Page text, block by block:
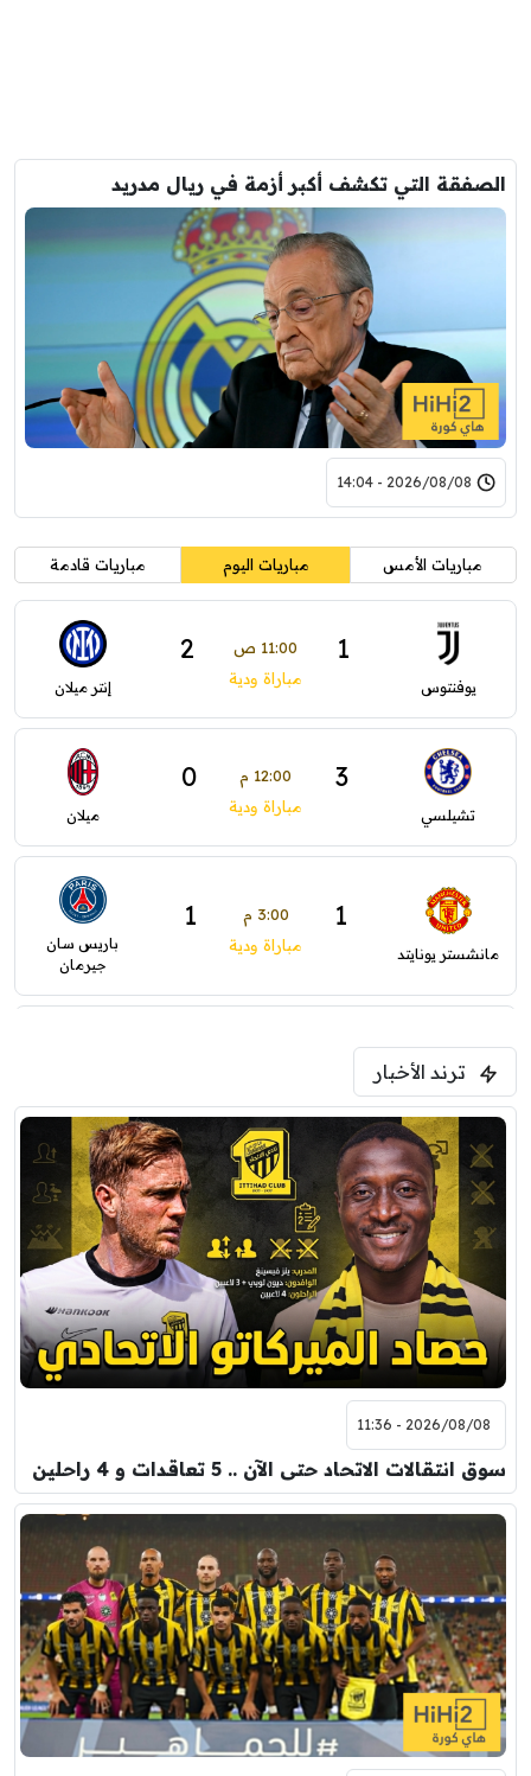
الصفقة التي تكشف أكبر أزمة في ريال مدريد
2026/08/08 - 14:04
مباريات الأمس مباريات اليوم مباريات قادمة
يوفنتوس
1 11:00 ص 2
مباراة ودية إنتر ميلان
تشيلسي
3 12:00 م 0
مباراة ودية ميلان
مانشستر يونايتد
1 3:00 م 1
مباراة ودية
باريس سان
جيرمان
فرينتسفاروشي
برشلونة
1 7:00 م 0
مباراة ودية نوتنغهام فورست
اودينيزي
0 8:00 م 0
مباراة ودية برشلونة
ترند الأخبار
2026/08/08 - 11:36
سوق انتقالات الاتحاد حتى الآن .. 5 تعاقدات و 4 راحلين